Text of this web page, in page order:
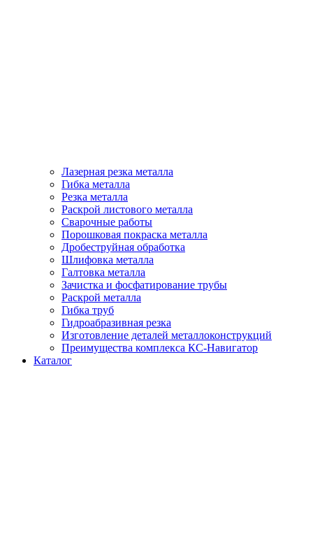
Лазерная резка металла
Гибка металла
Резка металла
Раскрой листового металла
Сварочные работы
Порошковая покраска металла
Дробеструйная обработка
Шлифовка металла
Галтовка металла
Зачистка и фосфатирование трубы
Раскрой металла
Гибка труб
Гидроабразивная резка
Изготовление деталей металлоконструкций
Преимущества комплекса КС-Навигатор
Каталог